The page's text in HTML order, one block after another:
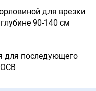
для врезки
90-140 см
для последующего